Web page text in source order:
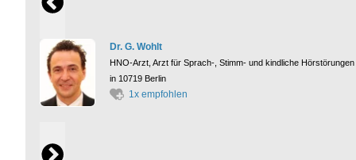
Dr. G. Wohlt
HNO-Arzt, Arzt für Sprach-, Stimm- und kindliche Hörstörungen
in 10719 Berlin
1x empfohlen